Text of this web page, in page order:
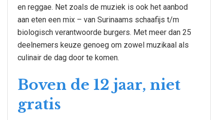
en reggae. Net zoals de muziek is ook het aanbod
aan eten een mix – van Surinaams schaafijs t/m
biologisch verantwoorde burgers. Met meer dan 25
deelnemers keuze genoeg om zowel muzikaal als
culinair de dag door te komen.
Boven de 12 jaar, niet
gratis